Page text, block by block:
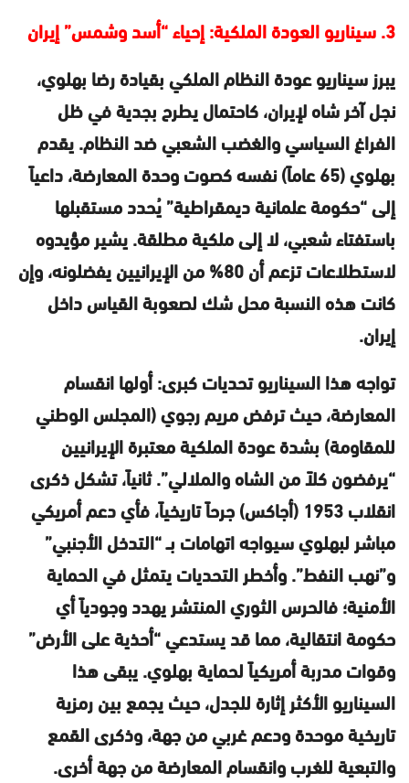
3. سيناريو العودة الملكية: إحياء “أسد وشمس” إيران
يبرز سيناريو عودة النظام الملكي بقيادة رضا بهلوي،
نجل آخر شاه لإيران، كاحتمال يطرح بجدية في ظل
الفراغ السياسي والغضب الشعبي ضد النظام. يقدم
بهلوي (65 عاماً) نفسه كصوت وحدة المعارضة، داعياً
إلى “حكومة علمانية ديمقراطية” يُحدد مستقبلها
باستفتاء شعبي، لا إلى ملكية مطلقة. يشير مؤيدوه
لاستطلاعات تزعم أن 80% من الإيرانيين يفضلونه، وإن
كانت هذه النسبة محل شك لصعوبة القياس داخل
إيران.
تواجه هذا السيناريو تحديات كبرى: أولها انقسام
المعارضة، حيث ترفض مريم رجوي (المجلس الوطني
للمقاومة) بشدة عودة الملكية معتبرة الإيرانيين
“يرفضون كلاً من الشاه والملالي”. ثانياً، تشكل ذكرى
انقلاب 1953 (أجاكس) جرحاً تاريخياً، فأي دعم أمريكي
مباشر لبهلوي سيواجه اتهامات بــ “التدخل الأجنبي”
و”نهب النفط”. وأخطر التحديات يتمثل في الحماية
الأمنية؛ فالحرس الثوري المنتشر يهدد وجودياً أي
حكومة انتقالية، مما قد يستدعي “أحذية على الأرض”
وقوات مدربة أمريكياً لحماية بهلوي. يبقى هذا
السيناريو الأكثر إثارة للجدل، حيث يجمع بين رمزية
تاريخية موحدة ودعم غربي من جهة، وذكرى القمع
والتبعية للغرب وانقسام المعارضة من جهة أخرى.